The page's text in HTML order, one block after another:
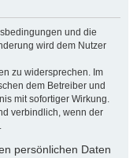
und die
wird dem Nutzer
zu widersprechen. Im
dem Betreiber und
mit sofortiger Wirkung.
verbindlich, wenn der
persönlichen Daten